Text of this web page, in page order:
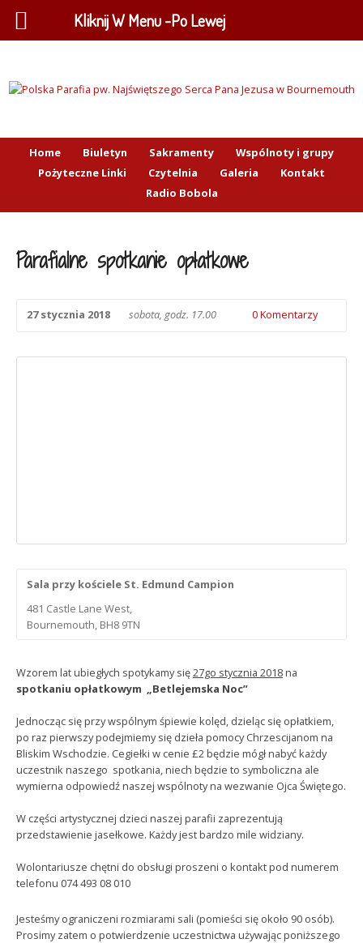
Home Biuletyn Sakramenty
Wspólnoty i grupy
Pożyteczne Linki
Czytelnia Galeria
Kontakt
Radio Bobola
Parafialne spotkanie opłatkowe
27 stycznia 2018 sobota, godz. 17.00 0 Komentarzy
Sala przy kościele St. Edmund Campion
481 Castle Lane West,
Bournemouth, BH8 9TN
Wzorem lat ubiegłych spotykamy się27go stycznia 2018na
spotkaniu opłatkowym „Betlejemska Noc”
Jednocząc się przy wspólnym śpiewie kolęd, dzieląc się opłatkiem,
po raz pierwszy podejmiemy się dzieła pomocy Chrzescijanom na
Bliskim Wschodzie. Cegiełki w cenie £2 będzie mógł nabyć każdy
uczestnik naszego spotkania, niech będzie to symboliczna ale
wymierna odpowiedź naszej wspólnoty na wezwanie Ojca Świętego.
W części artystycznej dzieci naszej parafii zaprezentują
przedstawienie jasełkowe. Każdy jest bardzo mile widziany.
Wolontariusze chętni do obsługi proszeni o kontakt pod numerem
telefonu 074 493 08 010
Jesteśmy ograniczeni rozmiarami sali (pomieści się około 90 osób).
Prosimy zatem o potwierdzenie uczestnictwa używając poniższego
Kliknij W Menu -Po Lewej